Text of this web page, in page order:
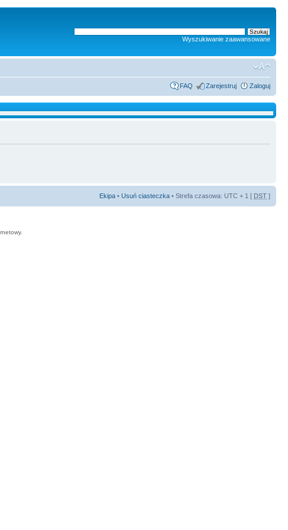
Wyszukiwanie zaawansowane
FAQ Zarejestruj Zaloguj
Ekipa • Usuń ciasteczka • Strefa czasowa: UTC + 1 [ DST ]